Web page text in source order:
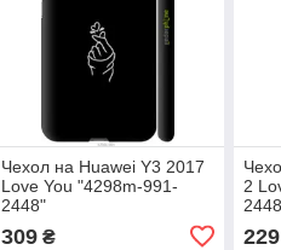
Чехол на Huawei Y3 2017
Love You "4298m-991-
2448"
309₴
2
229